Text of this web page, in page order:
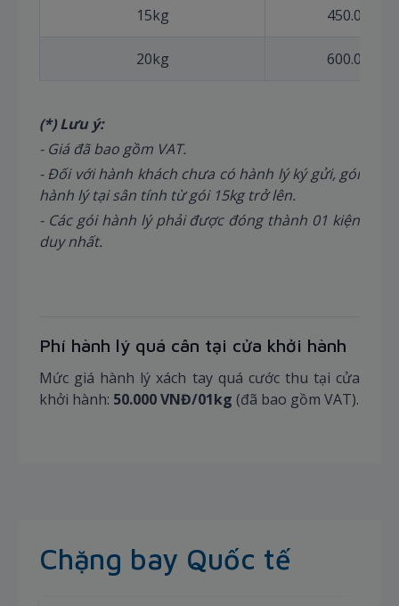
15kg 450.000
20kg 600.000
(*) Lưu ý:
- Giá đã bao gồm VAT.
- Đối với hành khách chưa có hành lý ký gửi, gói
hành lý tại sân tính từ gói 15kg trở lên.
- Các gói hành lý phải được đóng thành 01 kiện
duy nhất.
Phí hành lý quá cân tại cửa khởi hành
Mức giá hành lý xách tay quá cước thu tại cửa
khởi hành: 50.000 VNĐ/01kg (đã bao gồm VAT).
Chặng bay Quốc tế